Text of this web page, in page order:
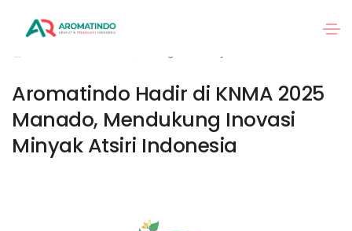
Aromatindo Hadir di KNMA 2025
Manado, Mendukung Inovasi
Minyak Atsiri Indonesia